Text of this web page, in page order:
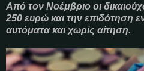
Από τον Νοέμβριο οι
250 ευρώ και την επιδότηση
αυτόματα και χωρίς αίτηση.